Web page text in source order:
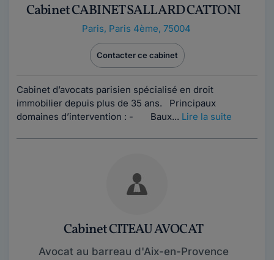
Cabinet CABINET SALLARD CATTONI
Paris, Paris 4ème, 75004
Contacter ce cabinet
Cabinet d’avocats parisien spécialisé en droit
immobilier depuis plus de 35 ans. Principaux
domaines d’intervention : - Baux... Lire la suite
Cabinet CITEAU AVOCAT
Avocat au barreau d'Aix-en-Provence